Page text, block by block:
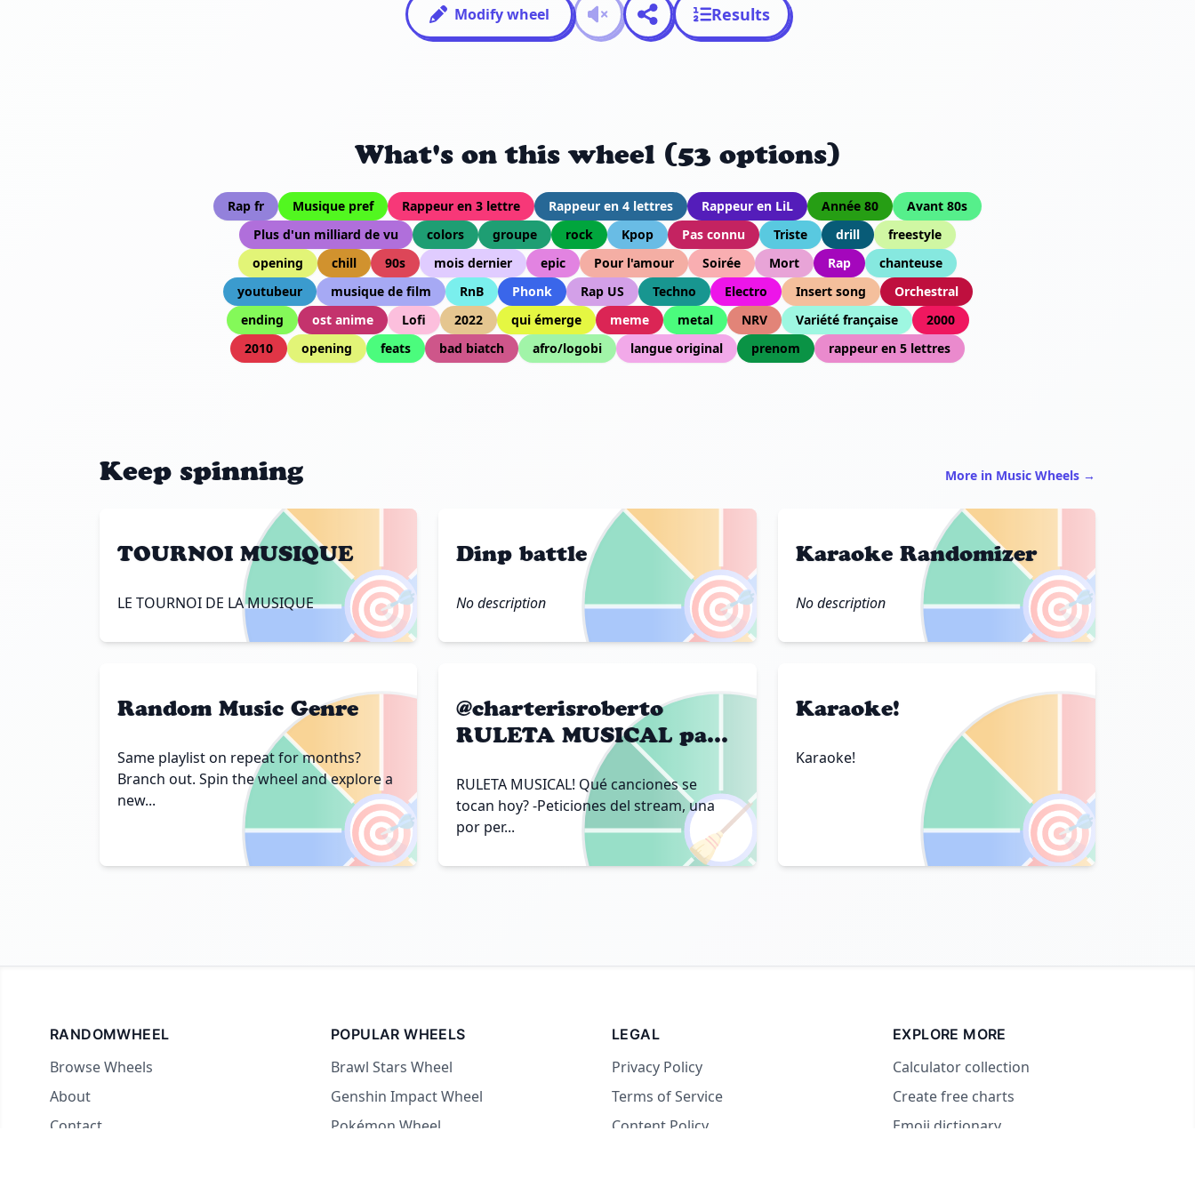
Modify wheel Results
What's on this wheel (53 options)
Rap fr Musique pref Rappeur en 3 lettre Rappeur en 4 lettres Rappeur en LiL Année 80
Avant 80s
Plus d'un milliard de vu
colors groupe rock Kpop Pas connu Triste drill
freestyle
opening
chill 90s mois dernier epic Pour l'amour Soirée Mort Rap
chanteuse
youtubeur
musique de film RnB Phonk Rap US Techno Electro Insert song
Orchestral
ending
ost anime Lofi 2022 qui émerge meme metal NRV Variété française
2000
2010
opening feats bad biatch afro/logobi langue original prenom rappeur en 5 lettres
Keep spinning More in Music Wheels →
🎯
TOURNOI MUSIQUE
LE TOURNOI DE LA MUSIQUE 🎯
Dinp battle
No description 🎯
Karaoke Randomizer
No description
🎯
Random Music Genre
Same playlist on repeat for months?
Branch out. Spin the wheel and explore a
new...
🧹
@charterisroberto
RULETA MUSICAL para
LIVE STREAMS! 🥁🎸🎹
tiktok 20:30pm MX🇲🇽
-6UTC
RULETA MUSICAL! Qué canciones se
tocan hoy? -Peticiones del stream, una
por per...
🎯
Karaoke!
Karaoke!
RANDOMWHEEL
Browse Wheels
About
Contact
POPULAR WHEELS
Brawl Stars Wheel
Genshin Impact Wheel
Pokémon Wheel
LEGAL
Privacy Policy
Terms of Service
Content Policy
EXPLORE MORE
Calculator collection
Create free charts
Emoji dictionary